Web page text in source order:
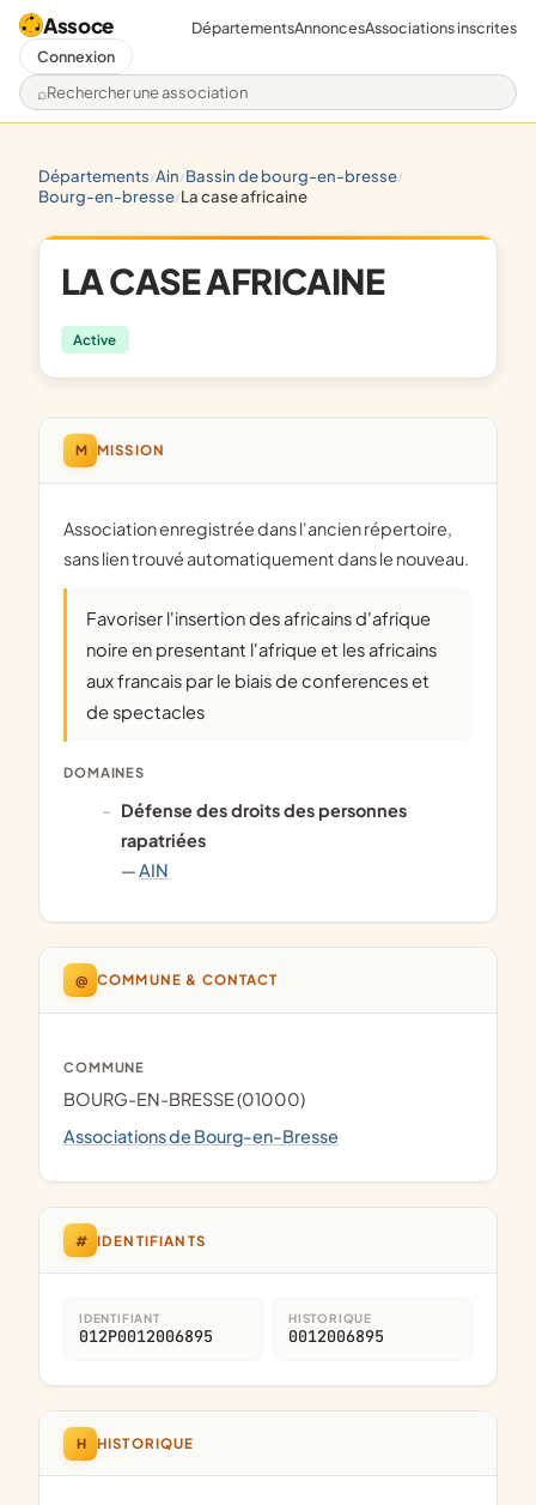
Assoce
Rechercher une association
DépartementsAnnoncesAssociations inscrites
Connexion
départements/ ain/ bassin de bourg-en-bresse/
bourg-en-bresse/ la case africaine
LA CASE AFRICAINE
Active
M MISSION
Association enregistrée dans l'ancien répertoire,
sans lien trouvé automatiquement dans le nouveau.
Favoriser l'insertion des africains d'afrique
noire en presentant l'afrique et les africains
aux francais par le biais de conferences et
de spectacles
DOMAINES
défense des droits des personnes
rapatriées
—AIN
@ COMMUNE & CONTACT
COMMUNE
BOURG-EN-BRESSE (01000)
Associations de Bourg-en-Bresse
# IDENTIFIANTS
IDENTIFIANT
012P0012006895
HISTORIQUE
0012006895
H HISTORIQUE